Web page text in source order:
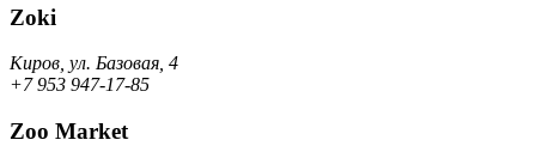
Zoki
Киров, ул. Базовая, 4
+7 953 947-17-85
Zoo Market